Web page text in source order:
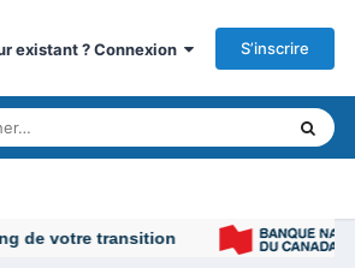
existant ? Connexion S’inscrire
de votre transition